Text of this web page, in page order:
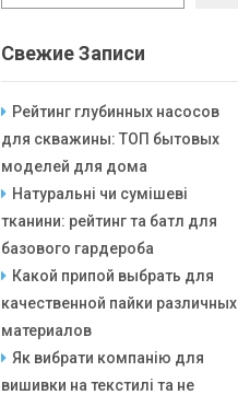
Свежие Записи
Рейтинг глубинных насосов
для скважины: ТОП бытовых
моделей для дома
Натуральні чи сумішеві
тканини: рейтинг та батл для
базового гардероба
Какой припой выбрать для
качественной пайки различных
материалов
Як вибрати компанію для
вишивки на текстилі та не